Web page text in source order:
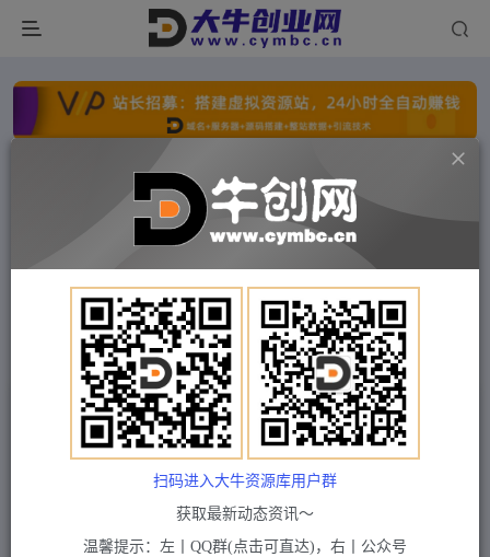
点击开通分站+ 每日收入300+
文字广告火爆招租 文字广告火爆招租
文字广告火爆招租
文字广告火爆招租 文字广告火爆招租
付费项目 中创网 正文
（5021期）最新外面收费1680梦幻西游手游起号打
金项目，一个号8块左右【软件+教程】
付费资源
扫码进入大牛资源库用户群
获取最新动态资讯～
温馨提示：左丨QQ群(点击可直达)，右丨公众号